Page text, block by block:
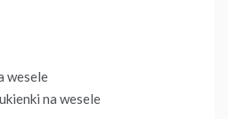
wesele
na wesele